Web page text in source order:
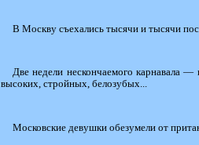
В Москву съехались тысячи и тысячи
Две недели нескончаемого карнавала
высоких, стройных, белозубых...
Московские девушки обезумели от